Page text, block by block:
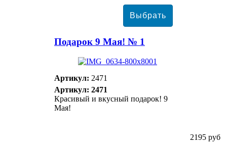
Подарок 9 Мая! № 1
Артикул: 2471
Артикул: 2471
Красивый и вкусный подарок! 9
Мая!
2195 руб